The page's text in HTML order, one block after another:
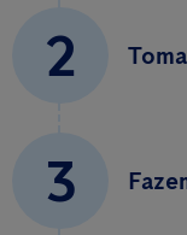
2
3